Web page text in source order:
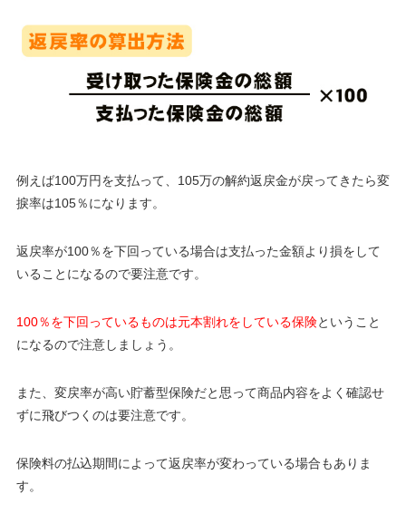
例えば100万円を支払って、105万の解約返戻金が戻ってきたら変
捩率は105％になります。
返戻率が100％を下回っている場合は支払った金額より損をして
いることになるので要注意です。
100％を下回っているものは元本割れをしている保険ということ
になるので注意しましょう。
また、変戻率が高い貯蓄型保険だと思って商品内容をよく確認せ
ずに飛びつくのは要注意です。
保険料の払込期間によって返戻率が変わっている場合もありま
す。